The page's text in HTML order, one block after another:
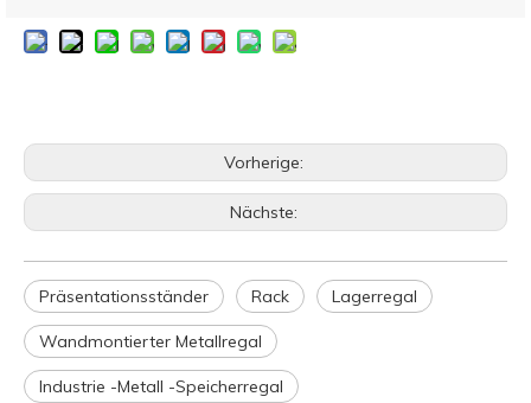
Vorherige:
Nächste:
Präsentationsständer Rack Lagerregal
Wandmontierter Metallregal
Industrie -Metall -Speicherregal